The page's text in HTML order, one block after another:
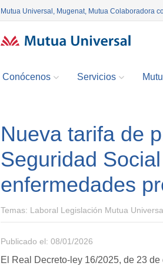
Mutua Universal, Mugenat, Mutua Colaboradora
Conócenos Servicios
Nueva tarifa de
Seguridad
enfermedades
Temas: Laboral Legislación Mutua
Publicado el: 08/01/2026
El Real Decreto-ley 16/2025, de 23